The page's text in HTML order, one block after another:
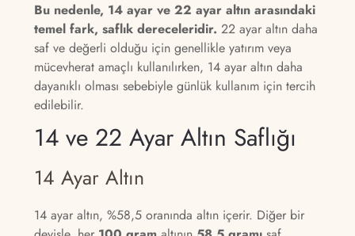
Bu nedenle, 14 ayar ve 22 ayar altın arasındaki
temel fark, saflık dereceleridir. 22 ayar altın daha
saf ve değerli olduğu için genellikle yatırım veya
mücevherat amaçlı kullanılırken, 14 ayar altın daha
dayanıklı olması sebebiyle günlük kullanım için tercih
edilebilir.
14 ve 22 Ayar Altın Saflığı
14 Ayar Altın
14 ayar altın, %58,5 oranında altın içerir. Diğer bir